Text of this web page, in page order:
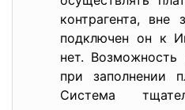
контрагента, вне
подключен он к
нет. Возможность
при заполнении
Система